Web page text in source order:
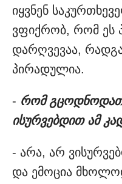
იყვნენ
ვფიქრობ, რომ ეს
დარღვევაა,
პირადულია.
- რომ გცოდნოდათ
ისურვებდით ამ
- არა, არ
და ემოცია